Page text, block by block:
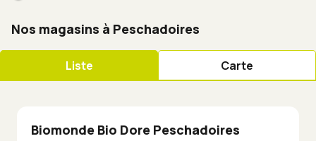
Nos magasins à Peschadoires
Liste Carte
Biomonde Bio Dore Peschadoires